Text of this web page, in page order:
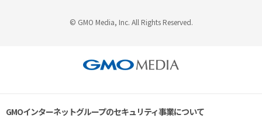
© GMO Media, Inc. All Rights Reserved.
GMOインターネットグループのセキュリティ事業について